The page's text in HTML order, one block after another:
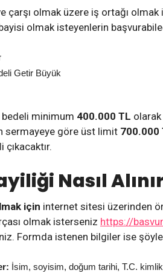
çarşı olmak üzere iş ortağı
olmak isteyenlerin
Getir Büyük
minimum 400.000 TL
sermayeye göre üst limit 700.000
Nasıl
için internet sitesi üzerinden
olmak isterseniz https://
Formda istenen bilgiler ise
İsim, soyisim, doğum tarihi, T.C.